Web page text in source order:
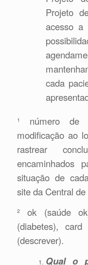
Projeto
acesso
cada
¹ número de
modificação ao
rastrear
encaminhados
situação de
site da Central
² ok (saúde
(diabetes),
(descrever).
Qual o